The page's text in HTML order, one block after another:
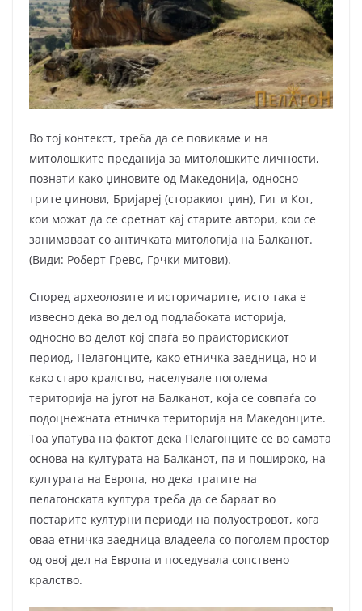
Во тој контекст, треба да се повикаме и на
митолошките преданија за митолошките личности,
познати како џиновите од Македонија, односно
трите џинови, Бријареј (сторакиот џин), Гиг и Кот,
кои можат да се сретнат кај старите автори, кои се
занимаваат со античката митологија на Балканот.
(Види: Роберт Гревс, Грчки митови).
Според археолозите и историчарите, исто така е
извесно дека во дел од подлабоката историја,
односно во делот кој спаѓа во праисторискиот
период, Пелагонците, како етничка заедница, но и
како старо кралство, населувале поголема
територија на југот на Балканот, која се совпаѓа со
подоцнежната етничка територија на Македонците.
Тоа упатува на фактот дека Пелагонците се во самата
основа на културата на Балканот, па и пошироко, на
културата на Европа, но дека трагите на
пелагонската култура треба да се бараат во
постарите културни периоди на полуостровот, кога
оваа етничка заедница владеела со поголем простор
од овој дел на Европа и поседувала сопствено
кралство.